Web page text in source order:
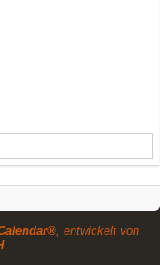
, entwickelt von